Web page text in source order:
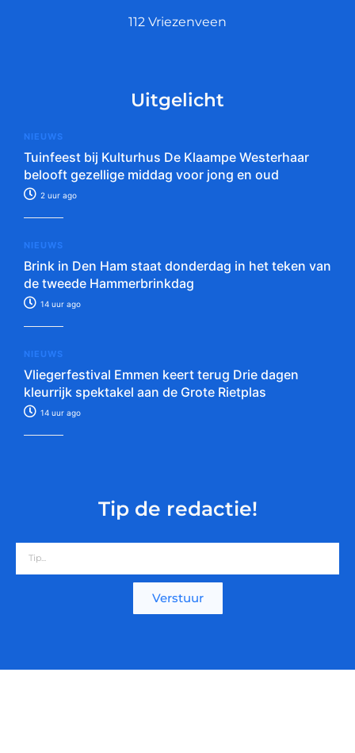
112 Vriezenveen
Uitgelicht
NIEUWS
Tuinfeest bij Kulturhus De Klaampe Westerhaar
belooft gezellige middag voor jong en oud
2 uur ago
NIEUWS
Brink in Den Ham staat donderdag in het teken van
de tweede Hammerbrinkdag
14 uur ago
NIEUWS
Vliegerfestival Emmen keert terug Drie dagen
kleurrijk spektakel aan de Grote Rietplas
14 uur ago
Tip de redactie!
Verstuur